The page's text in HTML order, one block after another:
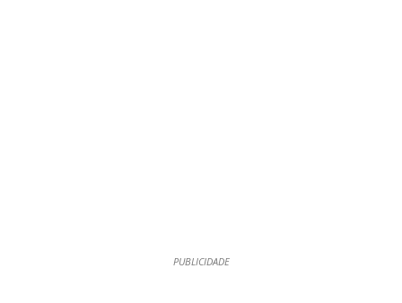
PUBLICIDADE